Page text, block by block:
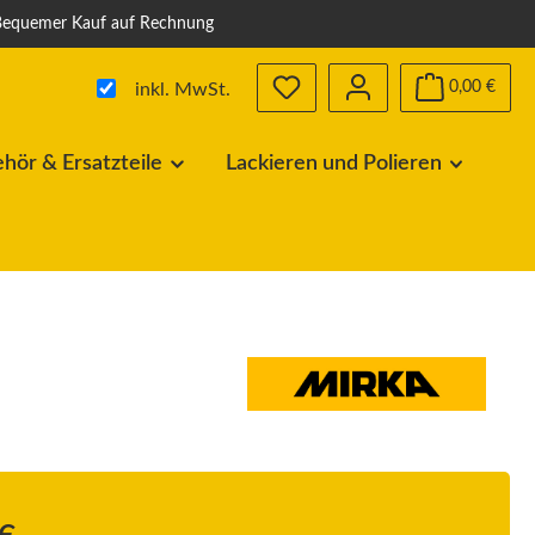
Kauf auf Rechnung
inkl. MwSt. Du hast 0 Produkte auf dem
0,00 €
& Ersatzteile Lackieren und Polieren